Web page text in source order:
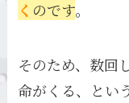
く のです。
そのため、数回
命がくる、とい